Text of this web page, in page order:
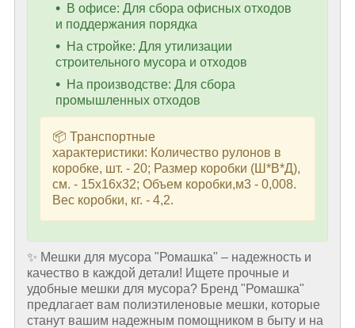
В офисе: Для сбора офисных отходов
и поддержания порядка
На стройке: Для утилизации
строительного мусора и отходов
На производстве: Для сбора
промышленных отходов
📦 Транспортные
характеристики: Количество рулонов в
коробке, шт. - 20; Размер коробки (Ш*В*Д),
см. - 15х16х32; Объем коробки,м3 - 0,008.
Вес коробки, кг. - 4,2.
✨ Мешки для мусора "Ромашка" – надежность и
качество в каждой детали! Ищете прочные и
удобные мешки для мусора? Бренд "Ромашка"
предлагает вам полиэтиленовые мешки, которые
станут вашим надежным помощником в быту и на